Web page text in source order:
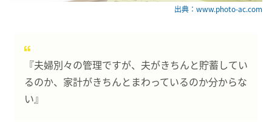
出典：www.photo-ac.com
『夫婦別々の管理ですが、夫がきちんと貯蓄してい
るのか、家計がきちんとまわっているのか分からな
い』